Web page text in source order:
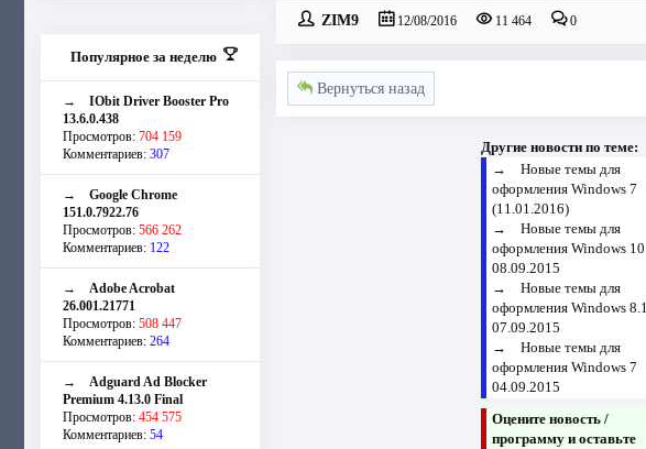
Популярное за неделю
→ IObit Driver Booster Pro
13.6.0.438
Просмотров: 704 159
Комментариев: 307
→ Google Chrome
151.0.7922.76
Просмотров: 566 262
Комментариев: 122
→ Adobe Acrobat
26.001.21771
Просмотров: 508 447
Комментариев: 264
→ Adguard Ad Blocker
Premium 4.13.0 Final
Просмотров: 454 575
Комментариев: 54
ZIM9 12/08/2016 11 464 0
Вернуться назад
Другие новости по теме:
→ Новые темы для
оформления Windows 7
(11.01.2016)
→ Новые темы для
оформления Windows 10
08.09.2015
→ Новые темы для
оформления Windows 8.1
07.09.2015
→ Новые темы для
оформления Windows 7
04.09.2015
Оцените новость /
программу и оставьте